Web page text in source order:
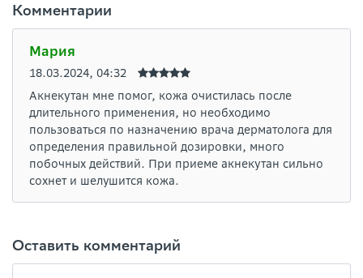
Комментарии
Мария
18.03.2024, 04:32
Акнекутан мне помог, кожа очистилась после
длительного применения, но необходимо
пользоваться по назначению врача дерматолога для
определения правильной дозировки, много
побочных действий. При приеме акнекутан сильно
сохнет и шелушится кожа.
Оставить комментарий